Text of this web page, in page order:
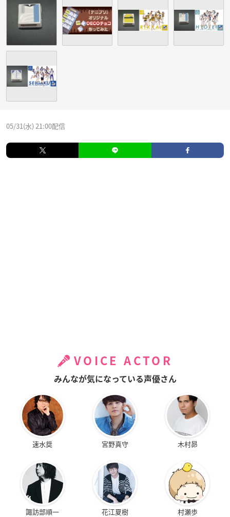
05/31(水) 21:00配信
VOICE ACTOR
みんなが気になっている声優さん
速水奨 宮野真守 木村昴
諏訪部順一 花江夏樹 村瀬歩